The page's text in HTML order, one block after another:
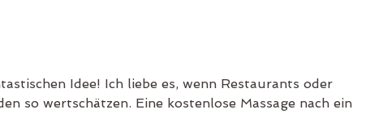
Idee! Ich liebe es, wenn Restaurants oder
so wertschätzen. Eine kostenlose Massage nach ein